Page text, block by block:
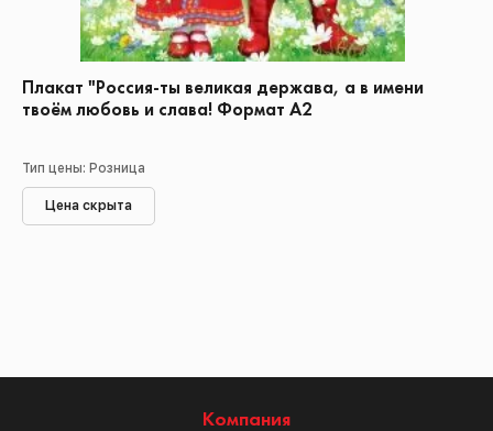
Плакат "Россия-ты великая держава, а в имени
твоём любовь и слава! Формат А2
Тип цены: Розница
Цена скрыта
Компания